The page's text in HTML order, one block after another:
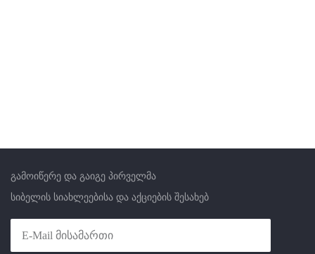
გამოიწერე და გაიგე პირველმა
სიბელის სიახლეებისა და აქციების შესახებ